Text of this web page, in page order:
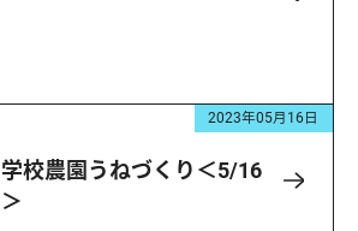
2023年05月16日
学校農園うねづくり＜5/16
＞